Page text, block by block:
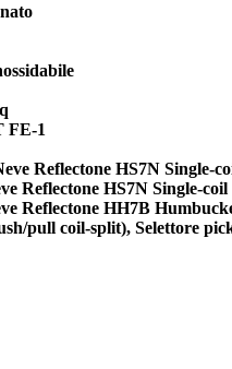
FE-1
Reflectone HS7N Single-
Reflectone HS7N Single-coil
Reflectone HH7B
pull coil-split), Selettore